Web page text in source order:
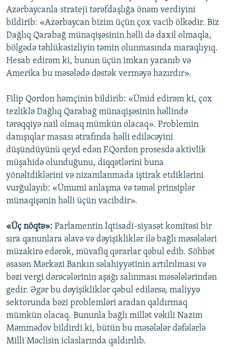
Azərbaycanla strateji tərəfdaşlığa önəm verdiyini
bildirib: «Azərbaycan bizim üçün çox vacib ölkədir. Biz
Dağlıq Qarabağ münaqişəsinin həlli də daxil olmaqla,
bölgədə təhlükəsizliyin təmin olunmasında maraqlıyıq.
Hesab edirəm ki, bunun üçün imkan yaranıb və
Amerika bu məsələdə dəstək verməyə hazırdır».
Filip Qordon həmçinin bildirib: «Ümid edirəm ki, çox
tezliklə Dağlıq Qarabağ münaqişəsinin həllində
tərəqqiyə nail olmaq mümkün olacaq». Problemin
danışıqlar masası ətrafında həlli ediləcəyini
düşündüyünü qeyd edən F.Qordon prosesdə aktivlik
müşahidə olunduğunu, diqqətlərini buna
yönəltdiklərini və nizamlanmada iştirak etdiklərini
vurğulayıb: «Ümumi anlaşma və təməl prinsiplər
münaqişənin həlli üçün vacibdir».
«Üç nöqtə»: Parlamentin İqtisadi-siyasət komitəsi bir
sıra qanunlara əlavə və dəyişikliklər ilə bağlı məsələləri
müzakirə edərək, müvafiq qərarlar qəbul edib. Söhbət
əsasən Mərkəzi Bankın səlahiyyətinin artılrılması və
bəzi vergi dərəcələrinin aşağı salınması məsələlərindən
gedir. Əgər bu dəyişikliklər qəbul edilərsə, maliyyə
sektorunda bəzi problemləri aradan qaldırmaq
mümkün olacaq. Bununla bağlı millət vəkili Nazim
Məmmədov bildirdi ki, bütün bu məsələlər dəfələrlə
Milli Məclisin iclaslarında qaldırılıb.